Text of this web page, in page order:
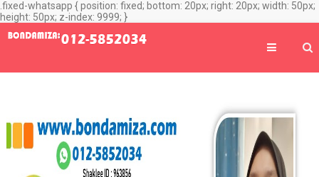
.fixed-whatsapp { position: fixed; bottom: 20px; right: 20px; width: 50px;
height: 50px; z-index: 9999; }